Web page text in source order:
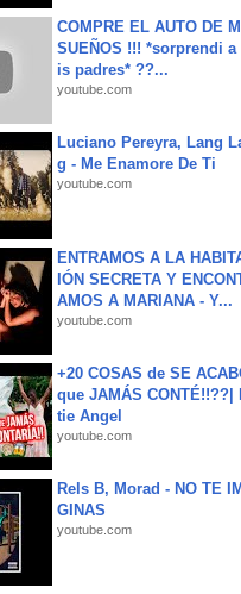
COMPRE EL AUTO DE
SUEÑOS !!! *sorprendi a
is padres* ??...
youtube.com
Luciano Pereyra, Lang
g - Me Enamore De Ti
youtube.com
ENTRAMOS A LA
IÓN SECRETA Y
AMOS A MARIANA - Y...
youtube.com
+20 COSAS de SE
que JAMÁS CONTÉ!!??|
tie Angel
youtube.com
Rels B, Morad - NO TE
GINAS
youtube.com